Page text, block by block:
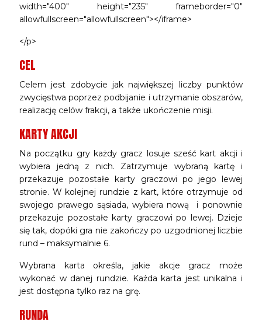
width="400" height="235" frameborder="0"
allowfullscreen="allowfullscreen"></iframe>
</p>
CEL
Celem jest zdobycie jak największej liczby punktów
zwycięstwa poprzez podbijanie i utrzymanie obszarów,
realizację celów frakcji, a także ukończenie misji.
KARTY AKCJI
Na początku gry każdy gracz losuje sześć kart akcji i
wybiera jedną z nich. Zatrzymuje wybraną kartę i
przekazuje pozostałe karty graczowi po jego lewej
stronie. W kolejnej rundzie z kart, które otrzymuje od
swojego prawego sąsiada, wybiera nową i ponownie
przekazuje pozostałe karty graczowi po lewej. Dzieje
się tak, dopóki gra nie zakończy po uzgodnionej liczbie
rund – maksymalnie 6.
Wybrana karta określa, jakie akcje gracz może
wykonać w danej rundzie. Każda karta jest unikalna i
jest dostępna tylko raz na grę.
RUNDA